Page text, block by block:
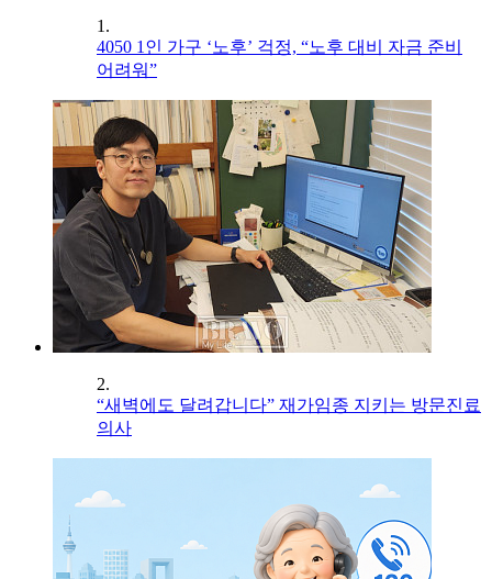
1.
4050 1인 가구 ‘노후’ 걱정, “노후 대비 자금 준비
어려워”
2.
“새벽에도 달려갑니다” 재가임종 지키는 방문진료
의사